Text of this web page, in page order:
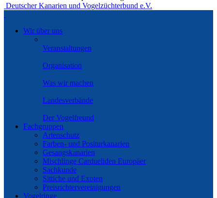
Deutscher Kanarien und Vogelzüchterbund e.V.
Wir über uns
Veranstaltungen
Organisation
Was wir machen
Landesverbände
Der Vogelfreund
Fachgruppen
Artenschutz
Farben- und Positurkanarien
Gesangskanarien
Mischlinge Cardueliden Europäer
Sachkunde
Sittiche und Exoten
Preisrichtervereinigungen
Vogelringe